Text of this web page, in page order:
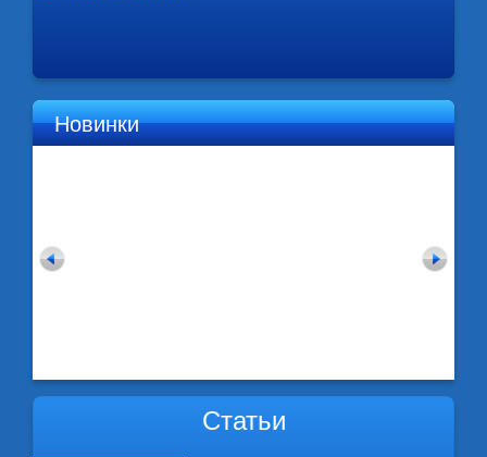
Новинки
Статьи